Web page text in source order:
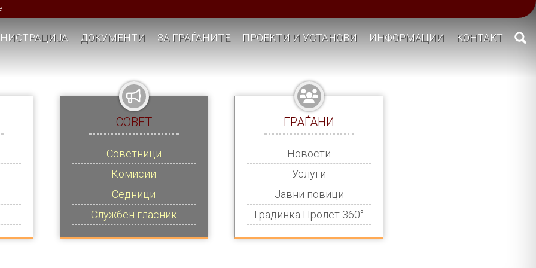
ДОКУМЕНТИ ЗА ГРАЃАНИТЕ ПРОЕКТИ И УСТАНОВИ ИНФОРМАЦИИ КОНТАКТ
СОВЕТ
Советници
Комисии
Седници
Службен гласник
ГРАЃАНИ
Новости
Услуги
Јавни повици
Градинка Пролет 360°